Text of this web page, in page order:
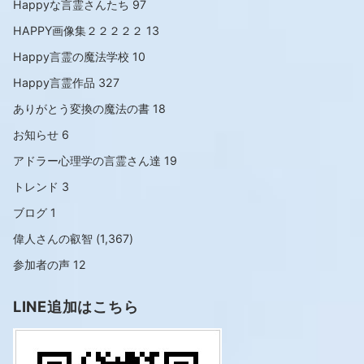
Happyな言霊さんたち 97
HAPPY画像集２２２２２ 13
Happy言霊の魔法学校 10
Happy言霊作品 327
ありがとう変換の魔法の書 18
お知らせ 6
アドラー心理学の言霊さん達 19
トレンド 3
ブログ 1
偉人さんの叡智 (1,367)
参加者の声 12
LINE追加はこちら